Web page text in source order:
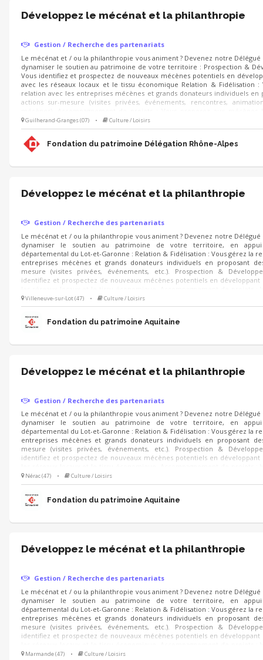
Développez le mécénat et la philanthropie
Gestion / Recherche des partenariats
Le mécénat et / ou la philanthropie vous animent ? Devenez notre
dynamiser le soutien au patrimoine de votre territoire : Prospection &
Vous identifiez et prospectez de nouveaux mécènes potentiels en
avec les réseaux locaux et le tissu économique Relation & Fidélisation :
relation avec les entreprises mécènes et grands donateurs individuels en
actions sur-mesure (visites privées, événements, rencontres,
sauvegarde du patrimoine à soutenir et déployez les campagnes d'appels
Noël).
Guilherand-Granges (07) • Culture / Loisirs
Fondation du patrimoine Délégation Rhône-Alpes
Développez le mécénat et la philanthropie
Gestion / Recherche des partenariats
Le mécénat et / ou la philanthropie vous animent ? Devenez notre
dynamiser le soutien au patrimoine de votre territoire, en
départemental du Lot-et-Garonne : Relation & Fidélisation : Vous gérez la
entreprises mécènes et grands donateurs individuels en proposant
mesure (visites privées, événements, etc.). Prospection &
identifiez et prospectez de nouveaux mécènes potentiels en développant
aux mécènes les projets de sauvegarde du patrimoine à soutenir et
campagnes d'appels aux dons.
Villeneuve-sur-Lot (47) • Culture / Loisirs
Fondation du patrimoine Aquitaine
Développez le mécénat et la philanthropie
Gestion / Recherche des partenariats
Le mécénat et / ou la philanthropie vous animent ? Devenez notre
dynamiser le soutien au patrimoine de votre territoire, en
départemental du Lot-et-Garonne : Relation & Fidélisation : Vous gérez la
entreprises mécènes et grands donateurs individuels en proposant
mesure (visites privées, événements, etc.). Prospection &
identifiez et prospectez de nouveaux mécènes potentiels en développant
aux mécènes les projets de sauvegarde du patrimoine à soutenir et
campagnes d'appels aux dons.
Nérac (47) • Culture / Loisirs
Fondation du patrimoine Aquitaine
Développez le mécénat et la philanthropie
Gestion / Recherche des partenariats
Le mécénat et / ou la philanthropie vous animent ? Devenez notre
dynamiser le soutien au patrimoine de votre territoire, en
départemental du Lot-et-Garonne : Relation & Fidélisation : Vous gérez la
entreprises mécènes et grands donateurs individuels en proposant
mesure (visites privées, événements, etc.). Prospection &
identifiez et prospectez de nouveaux mécènes potentiels en développant
aux mécènes les projets de sauvegarde du patrimoine à soutenir et
Marmande (47) • Culture / Loisirs